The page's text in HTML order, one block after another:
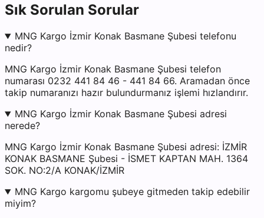
Sık Sorulan Sorular
MNG Kargo İzmir Konak Basmane Şubesi telefonu
nedir?
MNG Kargo İzmir Konak Basmane Şubesi telefon
numarası 0232 441 84 46 - 441 84 66. Aramadan önce
takip numaranızı hazır bulundurmanız işlemi hızlandırır.
MNG Kargo İzmir Konak Basmane Şubesi adresi
nerede?
MNG Kargo İzmir Konak Basmane Şubesi adresi: İZMİR
KONAK BASMANE Şubesi - İSMET KAPTAN MAH. 1364
SOK. NO:2/A KONAK/İZMİR
MNG Kargo kargomu şubeye gitmeden takip edebilir
miyim?